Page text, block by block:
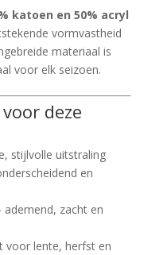
katoen en 50% acryl
vormvastheid
materiaal is
voor elk seizoen.
deze
stijlvolle uitstraling
en
zacht en
voor lente, herfst en